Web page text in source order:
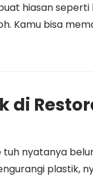
hiasan
Kamu bisa
di
nyatanya
plastik,